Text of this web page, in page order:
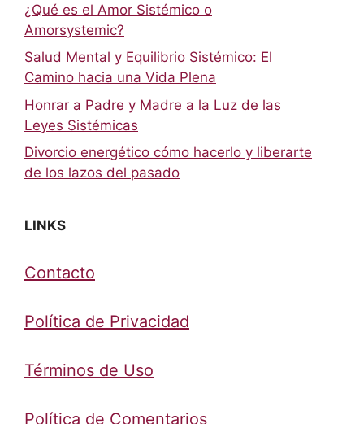
¿Qué es el Amor Sistémico o
Amorsystemic?
Salud Mental y Equilibrio Sistémico: El
Camino hacia una Vida Plena
Honrar a Padre y Madre a la Luz de las
Leyes Sistémicas
Divorcio energético cómo hacerlo y liberarte
de los lazos del pasado
LINKS
Contacto
Política de Privacidad
Términos de Uso
Política de Comentarios